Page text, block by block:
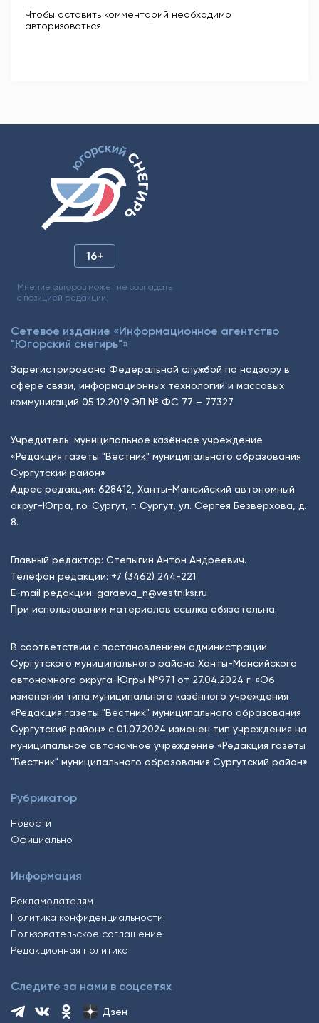
Чтобы оставить комментарий необходимо
авторизоваться
16+
Мнение авторов может не совпадать
с позицией редакции.
Сетевое издание «Информационное агентство
"Югорский снегирь"»
Зарегистрировано Федеральной службой по надзору в
сфере связи, информационных технологий и массовых
коммуникаций 05.12.2019 ЭЛ № ФС 77 – 77327
Учредитель: муниципальное казённое учреждение
«Редакция газеты "Вестник" муниципального образования
Сургутский район»
Адрес редакции: 628412, Ханты-Мансийский автономный
округ-Югра, г.о. Сургут, г. Сургут, ул. Сергея Безверхова, д.
8.
Главный редактор: Степыгин Антон Андреевич.
Телефон редакции: +7 (3462) 244-221
E-mail редакции: garaeva_n@vestniksr.ru
При использовании материалов ссылка обязательна.
В соответствии с постановлением администрации
Сургутского муниципального района Ханты-Мансийского
автономного округа-Югры №971 от 27.04.2024 г. «Об
изменении типа муниципального казённого учреждения
«Редакция газеты "Вестник" муниципального образования
Сургутский район» с 01.07.2024 изменен тип учреждения на
муниципальное автономное учреждение «Редакция газеты
"Вестник" муниципального образования Сургутский район»
Рубрикатор
Новости
Официально
Информация
Рекламодателям
Политика конфиденциальности
Пользовательское соглашение
Редакционная политика
Следите за нами в соцсетях
Дзен